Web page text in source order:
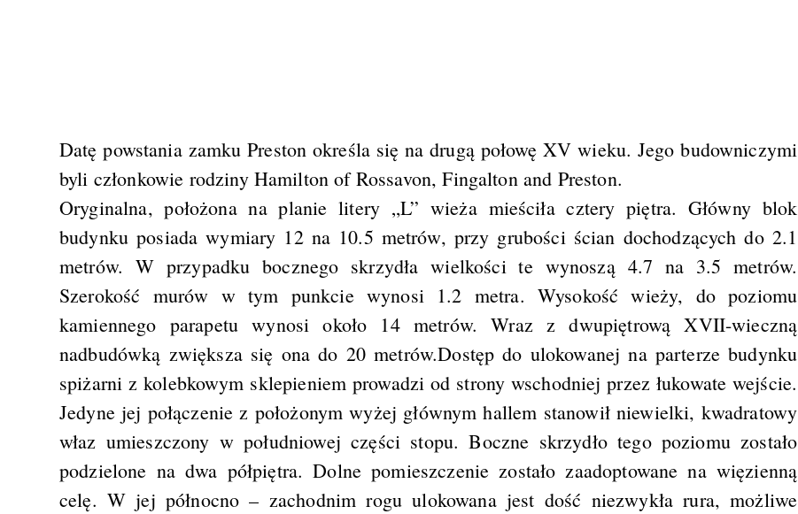
Datę powstania zamku Preston określa się na drugą połowę XV wieku. Jego budowniczymi
byli członkowie rodziny Hamilton of Rossavon, Fingalton and Preston.
Oryginalna, położona na planie litery „L” wieża mieściła cztery piętra. Główny blok
budynku posiada wymiary 12 na 10.5 metrów, przy grubości ścian dochodzących do 2.1
metrów. W przypadku bocznego skrzydła wielkości te wynoszą 4.7 na 3.5 metrów.
Szerokość murów w tym punkcie wynosi 1.2 metra. Wysokość wieży, do poziomu
kamiennego parapetu wynosi około 14 metrów. Wraz z dwupiętrową XVII-wieczną
nadbudówką zwiększa się ona do 20 metrów.Dostęp do ulokowanej na parterze budynku
spiżarni z kolebkowym sklepieniem prowadzi od strony wschodniej przez łukowate wejście.
Jedyne jej połączenie z położonym wyżej głównym hallem stanowił niewielki, kwadratowy
właz umieszczony w południowej części stopu. Boczne skrzydło tego poziomu zostało
podzielone na dwa półpiętra. Dolne pomieszczenie zostało zaadoptowane na więzienną
celę. W jej północno – zachodnim rogu ulokowana jest dość niezwykła rura, możliwe